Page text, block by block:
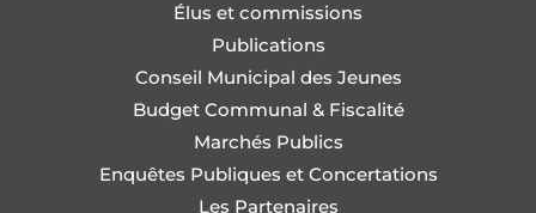
Élus et commissions
Publications
Conseil Municipal des Jeunes
Budget Communal & Fiscalité
Marchés Publics
Enquêtes Publiques et Concertations
Les Partenaires